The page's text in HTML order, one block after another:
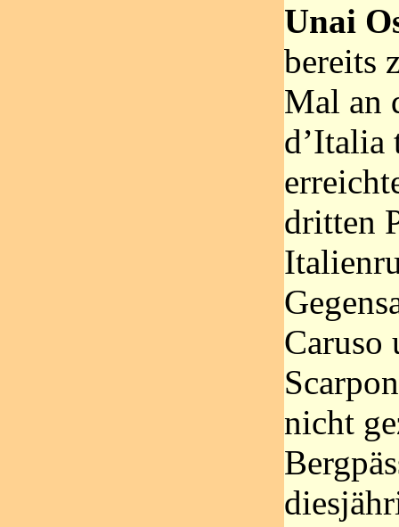
Unai
bereits
Mal an
d’Italia
dritten
Caruso
nicht